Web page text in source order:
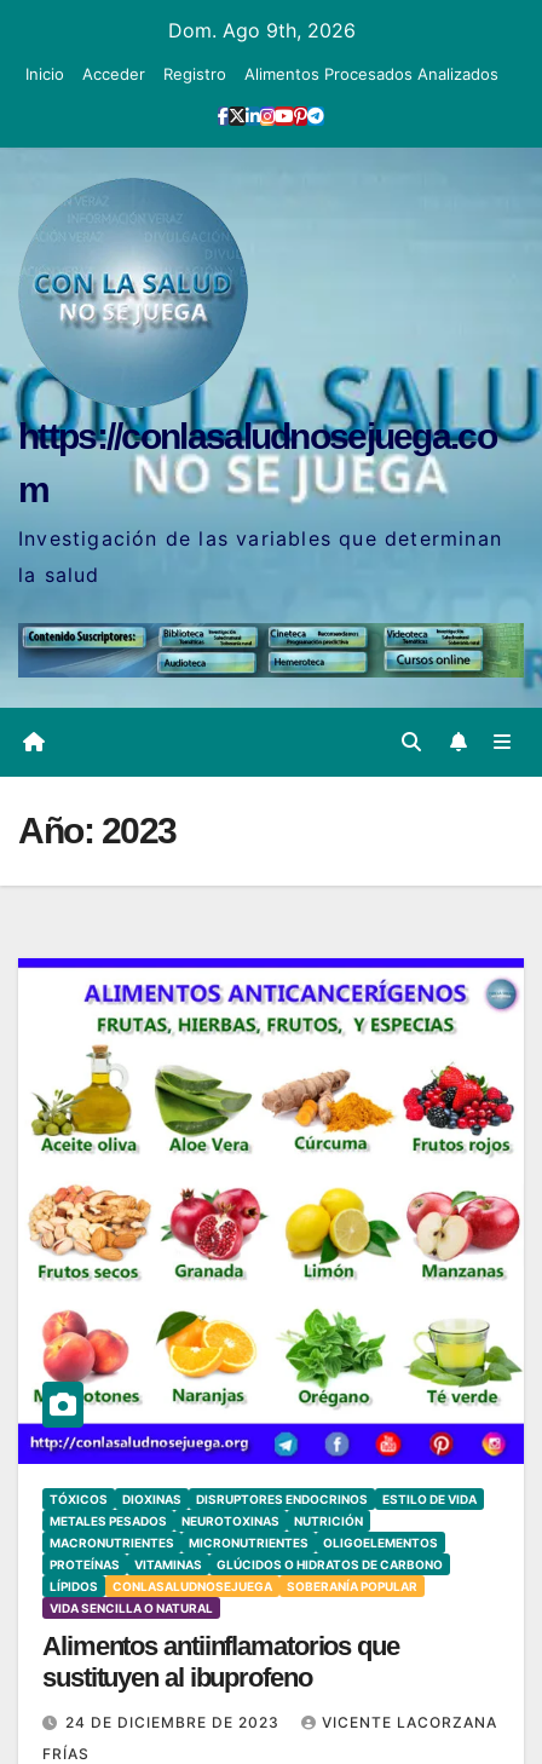
Dom. Ago 9th, 2026
Inicio Acceder Registro Alimentos Procesados Analizados
https://conlasaludnosejuega.co
m
Investigación de las variables que determinan
la salud
Año: 2023
TÓXICOS DIOXINAS DISRUPTORES ENDOCRINOS
ESTILO DE VIDA
METALES PESADOS
NEUROTOXINAS
NUTRICIÓN
MACRONUTRIENTES
MICRONUTRIENTES
OLIGOELEMENTOS
PROTEÍNAS
VITAMINAS
GLÚCIDOS O HIDRATOS DE CARBONO
LÍPIDOS
CONLASALUDNOSEJUEGA
SOBERANÍA POPULAR
VIDA SENCILLA O NATURAL
Alimentos antiinflamatorios que
sustituyen al ibuprofeno
24 DE DICIEMBRE DE 2023
VICENTE LACORZANA
FRÍAS